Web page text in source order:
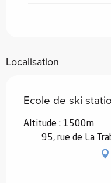
Localisation
Ecole de ski
Altitude : 1500m
95, rue de La